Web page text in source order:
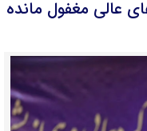
عالی مغفول مانده